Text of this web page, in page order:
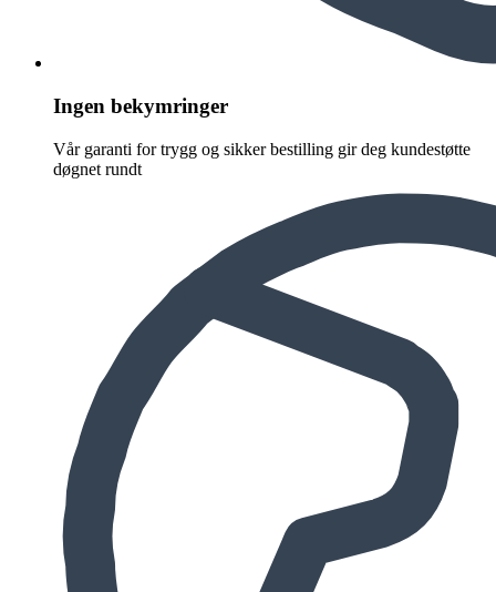
Ingen bekymringer
Vår garanti for trygg og sikker bestilling gir deg kundestøtte
døgnet rundt